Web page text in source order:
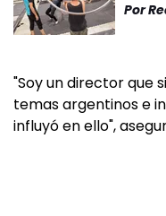
Por
"Soy un director que
temas argentinos e
influyó en ello",